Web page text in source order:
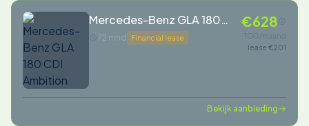
Mercedes-Benz GLA 180
CDI Ambition
72 mnd Financial lease
€628
TCO/maand
lease €201
Bekijk aanbieding